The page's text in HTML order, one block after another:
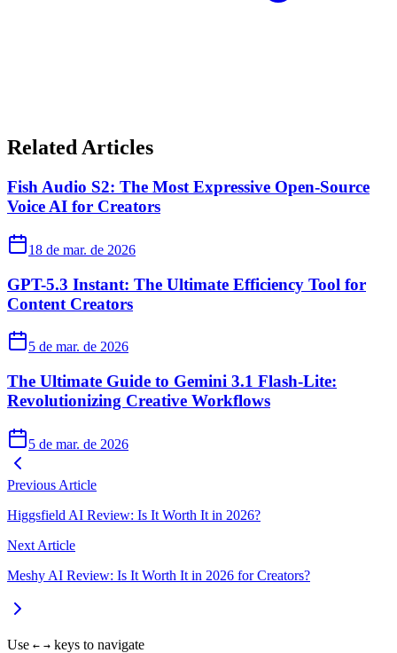
Related Articles
Fish Audio S2: The Most Expressive Open-Source
Voice AI for Creators
18 de mar. de 2026
GPT-5.3 Instant: The Ultimate Efficiency Tool for
Content Creators
5 de mar. de 2026
The Ultimate Guide to Gemini 3.1 Flash-Lite:
Revolutionizing Creative Workflows
5 de mar. de 2026
Previous Article
Higgsfield AI Review: Is It Worth It in 2026?
Next Article
Meshy AI Review: Is It Worth It in 2026 for Creators?
Use ← → keys to navigate